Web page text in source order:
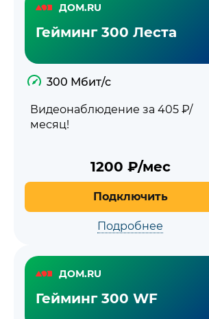
ДОМ.RU
Гейминг 300 Леста
300 Мбит/с
Видеонаблюдение за 405 ₽/
месяц!
1200 ₽/мес
Подключить
Подробнее
ДОМ.RU
Гейминг 300 WF